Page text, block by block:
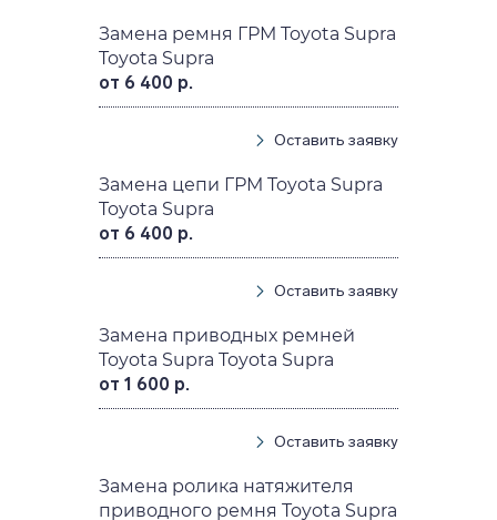
Замена ремня ГРМ Toyota Supra
Toyota Supra
от 6 400 р.
Оставить заявку
Замена цепи ГРМ Toyota Supra
Toyota Supra
от 6 400 р.
Оставить заявку
Замена приводных ремней
Toyota Supra Toyota Supra
от 1 600 р.
Оставить заявку
Замена ролика натяжителя
приводного ремня Toyota Supra